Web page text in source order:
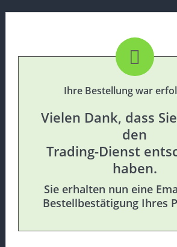
Ihre Bestellung war
Vielen Dank, dass
den
Trading-Dienst
haben.
Sie erhalten nun eine
Bestellbestätigung Ihres